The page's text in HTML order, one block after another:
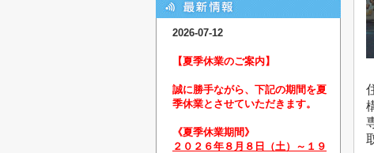
2026-07-12
【夏季休業のご案内】
誠に勝手ながら、下記の期間を夏
季休業とさせていただきます。
《夏季休業期間》
２０２６年８月８日（土）～１９